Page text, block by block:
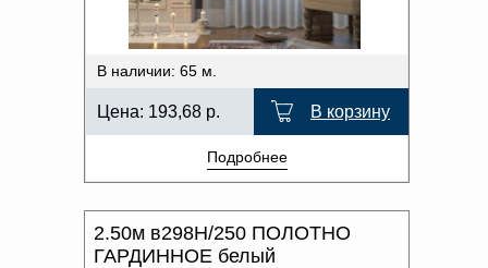
В наличии: 65 м.
Цена: 193,68 р. В корзину
Подробнее
2.50м в298Н/250 ПОЛОТНО
ГАРДИННОЕ белый